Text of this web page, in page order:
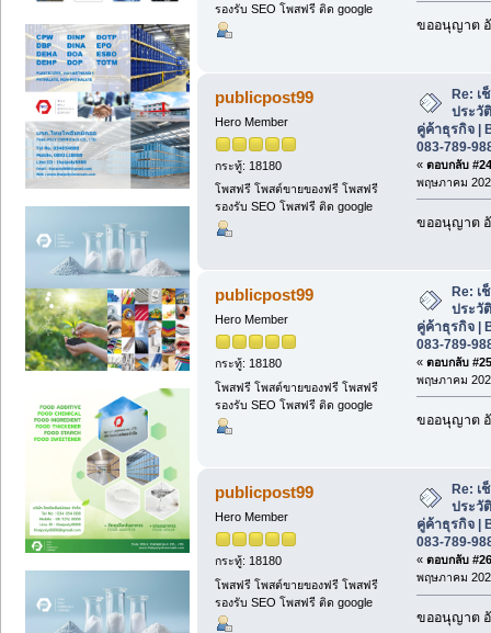
รองรับ SEO โพสฟรี ติด google
ขออนุญาต
publicpost99
Hero Member
กระทู้: 18180
โพสฟรี โพสต์ขายของฟรี โพสฟรี
รองรับ SEO โพสฟรี ติด google
Re: เ
ประวั
คู่ค้าธุรกิจ |
083-789-
« ตอบกลับ
พฤษภาคม
ขออนุญาต
publicpost99
Hero Member
กระทู้: 18180
โพสฟรี โพสต์ขายของฟรี โพสฟรี
รองรับ SEO โพสฟรี ติด google
Re: เ
ประวั
คู่ค้าธุรกิจ |
083-789-
« ตอบกลับ
พฤษภาคม
ขออนุญาต
publicpost99
Hero Member
กระทู้: 18180
โพสฟรี โพสต์ขายของฟรี โพสฟรี
รองรับ SEO โพสฟรี ติด google
Re: เ
ประวั
คู่ค้าธุรกิจ |
083-789-
« ตอบกลับ
พฤษภาคม
ขออนุญาต